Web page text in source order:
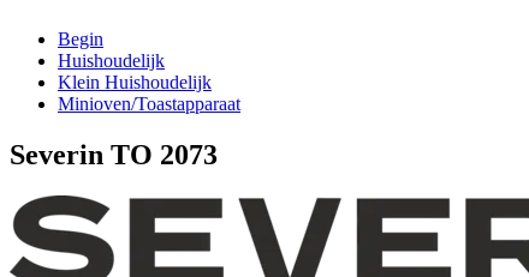
Begin
Huishoudelijk
Klein Huishoudelijk
Minioven/Toastapparaat
Severin TO 2073